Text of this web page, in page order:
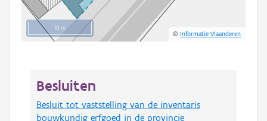
10 m
©Informatie Vlaanderen
Besluiten
Besluit tot vaststelling van de inventaris
bouwkundig erfgoed in de provincie